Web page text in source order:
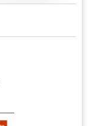
conforme CC BY 4.0.